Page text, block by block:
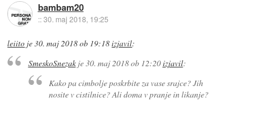
bambam20
::30. maj 2018, 19:25
leiito je30. maj 2018 ob 19:18izjavil:
SmeskoSnezakje30. maj 2018 ob 12:20izjavil:
Kako pa cimbolje poskrbite za vase srajce? Jih
nosite v cistilnice? Ali doma v pranje in likanje?